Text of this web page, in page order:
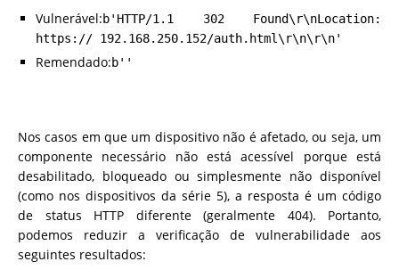
Vulnerável:b'HTTP/1.1 302 Found\r\nLocation:
https:// 192.168.250.152/auth.html\r\n\r\n'
Remendado:b''
Nos casos em que um dispositivo não é afetado, ou seja, um
componente necessário não está acessível porque está
desabilitado, bloqueado ou simplesmente não disponível
(como nos dispositivos da série 5), a resposta é um código
de status HTTP diferente (geralmente 404). Portanto,
podemos reduzir a verificação de vulnerabilidade aos
seguintes resultados: